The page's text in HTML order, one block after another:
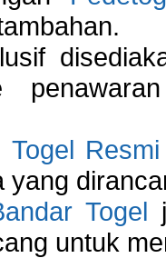
Togel Resmi
yang
Togel
untuk